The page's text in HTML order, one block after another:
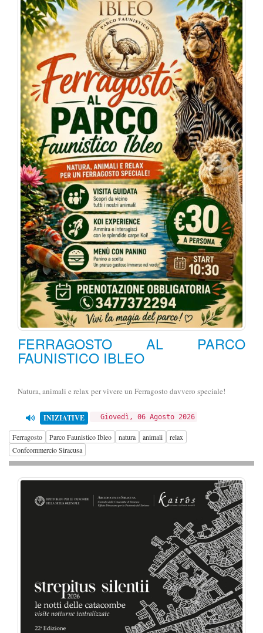
FERRAGOSTO AL PARCO
FAUNISTICO IBLEO
Natura, animali e relax per vivere un Ferragosto davvero speciale!
INIZIATIVE Giovedì, 06 Agosto 2026
Ferragosto Parco Faunistico Ibleo natura animali
relax
Confcommercio Siracusa